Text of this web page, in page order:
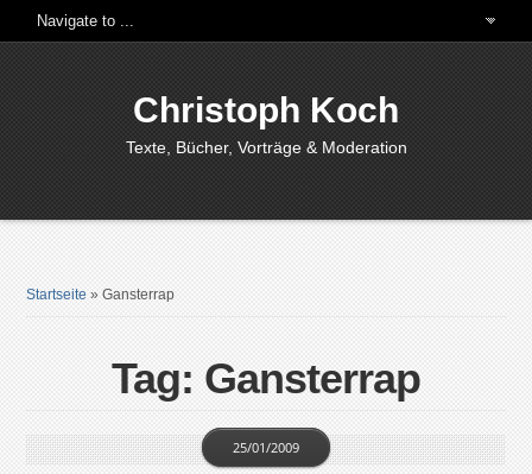
Christoph Koch
Texte, Bücher, Vorträge & Moderation
Startseite »Gansterrap
Tag: Gansterrap
25/01/2009